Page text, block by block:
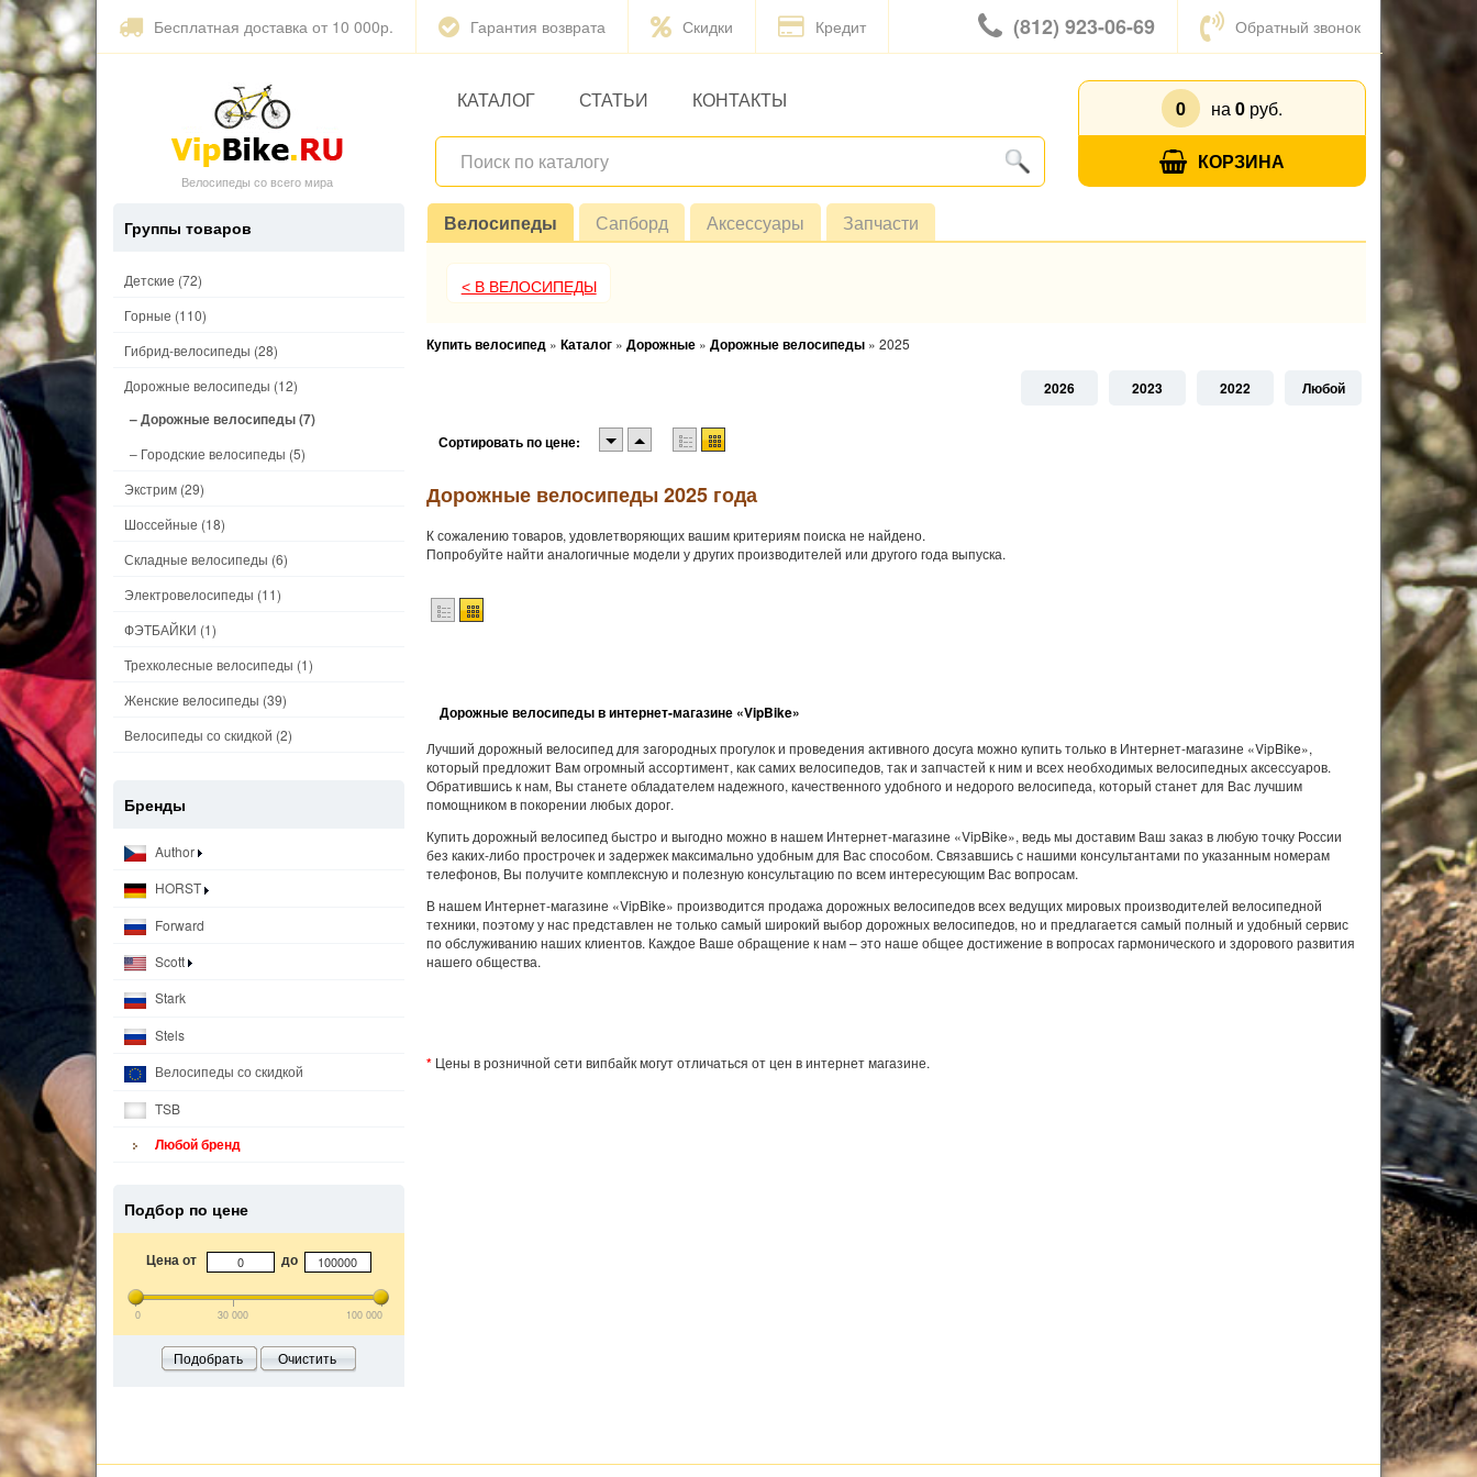
Бесплатная доставка от 10 000р. Гарантия возврата Скидки Кредит (812) 923-06-69 Обратный звонок
Велосипеды со всего мира
КАТАЛОГ СТАТЬИ КОНТАКТЫ 0 на 0руб.
КОРЗИНА
Велосипеды Сапборд Аксессуары Запчасти
< В ВЕЛОСИПЕДЫ
Купить велосипед » Каталог » Дорожные » Дорожные велосипеды » 2025
2026 2023 2022 Любой
Сортировать по цене:
Дорожные велосипеды 2025 года
К сожалению товаров, удовлетворяющих вашим критериям поиска не найдено.
Попробуйте найти аналогичные модели у других производителей или другого года выпуска.
Дорожные велосипеды в интернет-магазине «VipBike»
Лучший дорожный велосипед для загородных прогулок и проведения активного досуга можно купить только в Интернет-магазине «VipBike»,
который предложит Вам огромный ассортимент, как самих велосипедов, так и запчастей к ним и всех необходимых велосипедных аксессуаров.
Обратившись к нам, Вы станете обладателем надежного, качественного удобного и недорого велосипеда, который станет для Вас лучшим
помощником в покорении любых дорог.
Купить дорожный велосипед быстро и выгодно можно в нашем Интернет-магазине «VipBike», ведь мы доставим Ваш заказ в любую точку России
без каких-либо прострочек и задержек максимально удобным для Вас способом. Связавшись с нашими консультантами по указанным номерам
телефонов, Вы получите комплексную и полезную консультацию по всем интересующим Вас вопросам.
В нашем Интернет-магазине «VipBike» производится продажа дорожных велосипедов всех ведущих мировых производителей велосипедной
техники, поэтому у нас представлен не только самый широкий выбор дорожных велосипедов, но и предлагается самый полный и удобный сервис
по обслуживанию наших клиентов. Каждое Ваше обращение к нам – это наше общее достижение в вопросах гармонического и здорового развития
нашего общества.
* Цены в розничной сети випбайк могут отличаться от цен в интернет магазине.
Группы товаров
Детские (72)
Горные (110)
Гибрид-велосипеды (28)
Дорожные велосипеды (12)
– Дорожные велосипеды(7)
– Городские велосипеды (5)
Экстрим (29)
Шоссейные (18)
Складные велосипеды (6)
Электровелосипеды (11)
ФЭТБАЙКИ (1)
Трехколесные велосипеды (1)
Женские велосипеды (39)
Велосипеды со скидкой (2)
Бренды
Author
HORST
Forward
Scott
Stark
Stels
Велосипеды со скидкой
TSB
Любой бренд
Подбор по цене
Цена от до
0 30 000 100 000
Подобрать Очистить